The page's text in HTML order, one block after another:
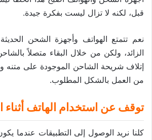
قبل، لكنه لا تزال ليست بفكرة جيدة.
نعم تتمتع الهواتف وأجهزة الشحن
الزائد، ولكن من خلال البقاء متصلاً
إتلاف شريحة الشاحن الموجودة على متنه
من العمل بالشكل المطلوب.
توقف عن استخدام الهاتف